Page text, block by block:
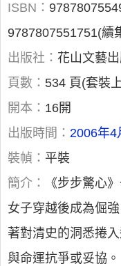
ISBN：
9787807551751(續
出版社： 花山文藝
頁數： 534 頁(套裝
開本： 16開
出版時間： 2006年4
裝幀： 平裝
簡介：
《步步驚心
女子穿越後成為倔
著對清史的洞悉捲
與命運抗爭或妥協。